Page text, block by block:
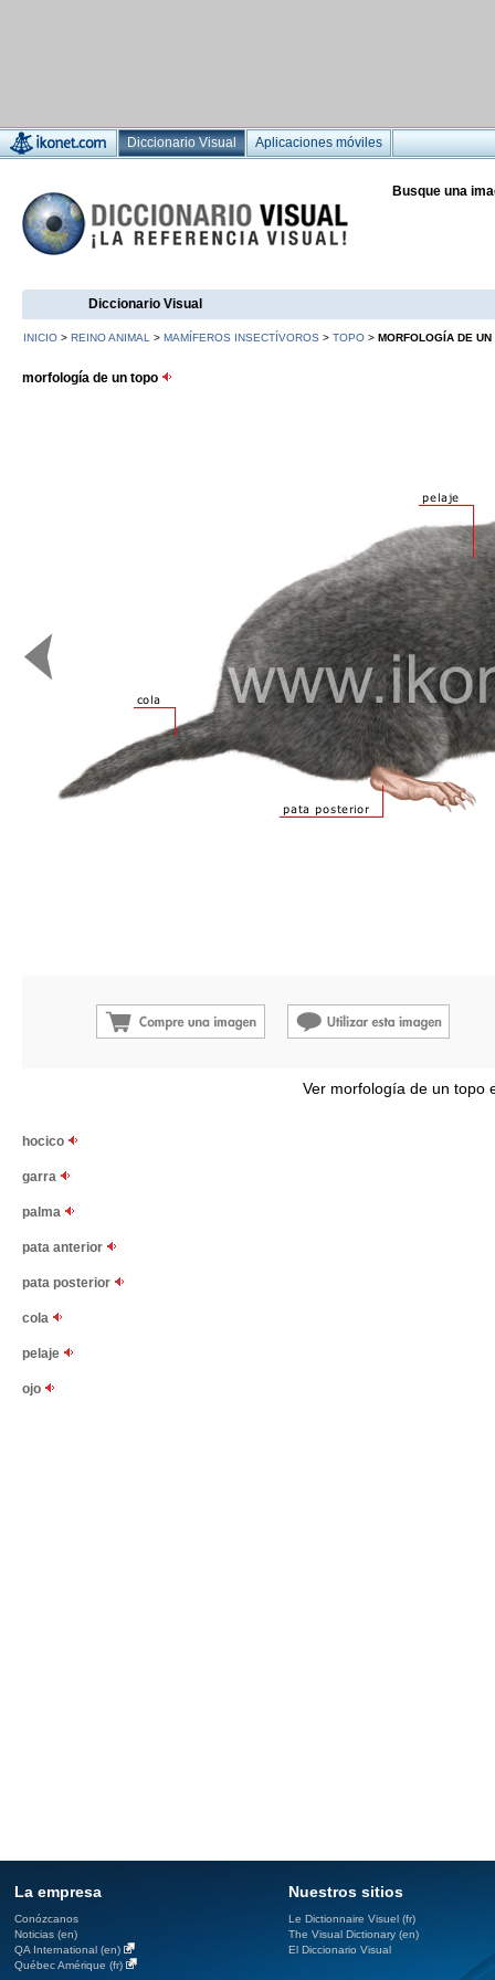
Diccionario Visual Aplicaciones móviles
Busque una
Diccionario Visual
INICIO > REINO ANIMAL > MAMÍFEROS INSECTÍVOROS > TOPO > MORFOLOGÍA DE UN
morfología de un topo
Ver morfología de un topo
hocico
garra
palma
pata anterior
pata posterior
cola
pelaje
ojo
La empresa
Conózcanos
Noticias (en)
QA International (en)
Québec Amérique (fr)
Nuestros sitios
Le Dictionnaire Visuel (fr)
The Visual Dictionary (en)
El Diccionario Visual